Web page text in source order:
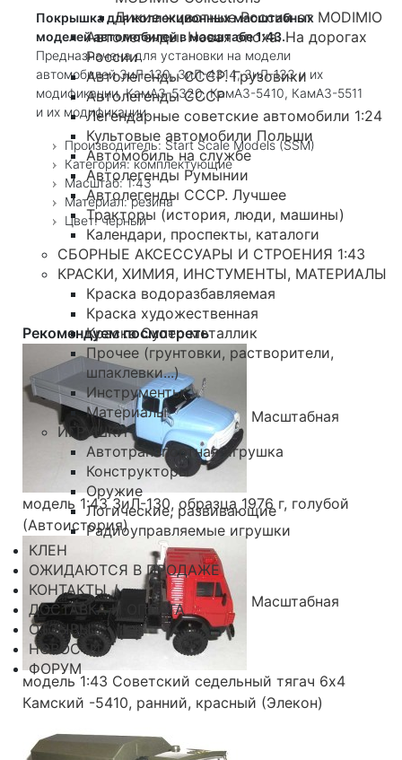
Дикие животные России от MODIMIO
Автолегенды. Новая эпоха. На дорогах
России
Автолегенды СССР. Грузовики
Автолегенды СССР
Легендарные советские автомобили 1:24
Культовые автомобили Польши
Автомобиль на службе
Автолегенды Румынии
Автолегенды СССР. Лучшее
Тракторы (история, люди, машины)
Календари, проспекты, каталоги
СБОРНЫЕ АКСЕССУАРЫ И СТРОЕНИЯ 1:43
КРАСКИ, ХИМИЯ, ИНСТУМЕНТЫ, МАТЕРИАЛЫ
Краска водоразбавляемая
Краска художественная
Краска Супер металлик
Прочее (грунтовки, растворители,
шпаклевки...)
Инструменты
Материалы
ИГРУШКИ
Автотранспортная игрушка
Конструкторы
Оружие
Логические, развивающие
Радиоуправляемые игрушки
КЛЕН
ОЖИДАЮТСЯ В ПРОДАЖЕ
КОНТАКТЫ
ДОСТАВКА И ОПЛАТА
ОТЗЫВЫ
НОВОСТИ
ФОРУМ
Покрышка для коллекционных масштабных
моделей автомобилей в масштабе 1:43.
Предназначена для установки на модели
автомобилей ЗиЛ-130, ЗиЛ-4314, ЗиЛ-133 и их
модификации, КамАЗ-5320, КамАЗ-5410, КамАЗ-5511
и их модификации.
Производитель: Start Scale Models (SSM)
Категория: комплектующие
Масштаб: 1:43
Материал: резина
Цвет: черный
Рекомендуем посмотреть
Масштабная
модель 1:43 ЗиЛ-130, образца 1976 г, голубой
(Автоистория)
Масштабная
модель 1:43 Советский седельный тягач 6х4
Камский -5410, ранний, красный (Элекон)